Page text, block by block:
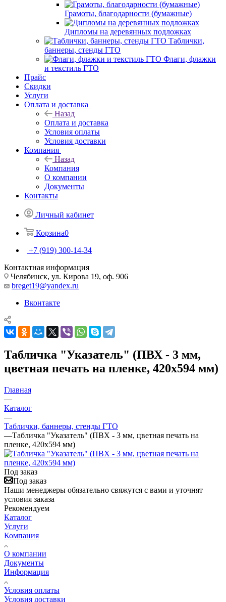
Грамоты, благодарности (бумажные)
Дипломы на деревянных подложках
Таблички,
баннеры, стенды ГТО
Флаги, флажки
и текстиль ГТО
Прайс
Скидки
Услуги
Оплата и доставка
Назад
Оплата и доставка
Условия оплаты
Условия доставки
Компания
Назад
Компания
О компании
Документы
Контакты
Личный кабинет
Корзина0
+7 (919) 300-14-34
Контактная информация
Челябинск, ул. Кирова 19, оф. 906
breget19@yandex.ru
Вконтакте
Табличка "Указатель" (ПВХ - 3 мм,
цветная печать на пленке, 420х594 мм)
Главная
—
Каталог
—
Таблички, баннеры, стенды ГТО
—Табличка "Указатель" (ПВХ - 3 мм, цветная печать на
пленке, 420х594 мм)
Под заказ
Под заказ
Наши менеджеры обязательно свяжутся с вами и уточнят
условия заказа
Рекомендуем
Каталог
Услуги
Компания
О компании
Документы
Информация
Условия оплаты
Условия доставки